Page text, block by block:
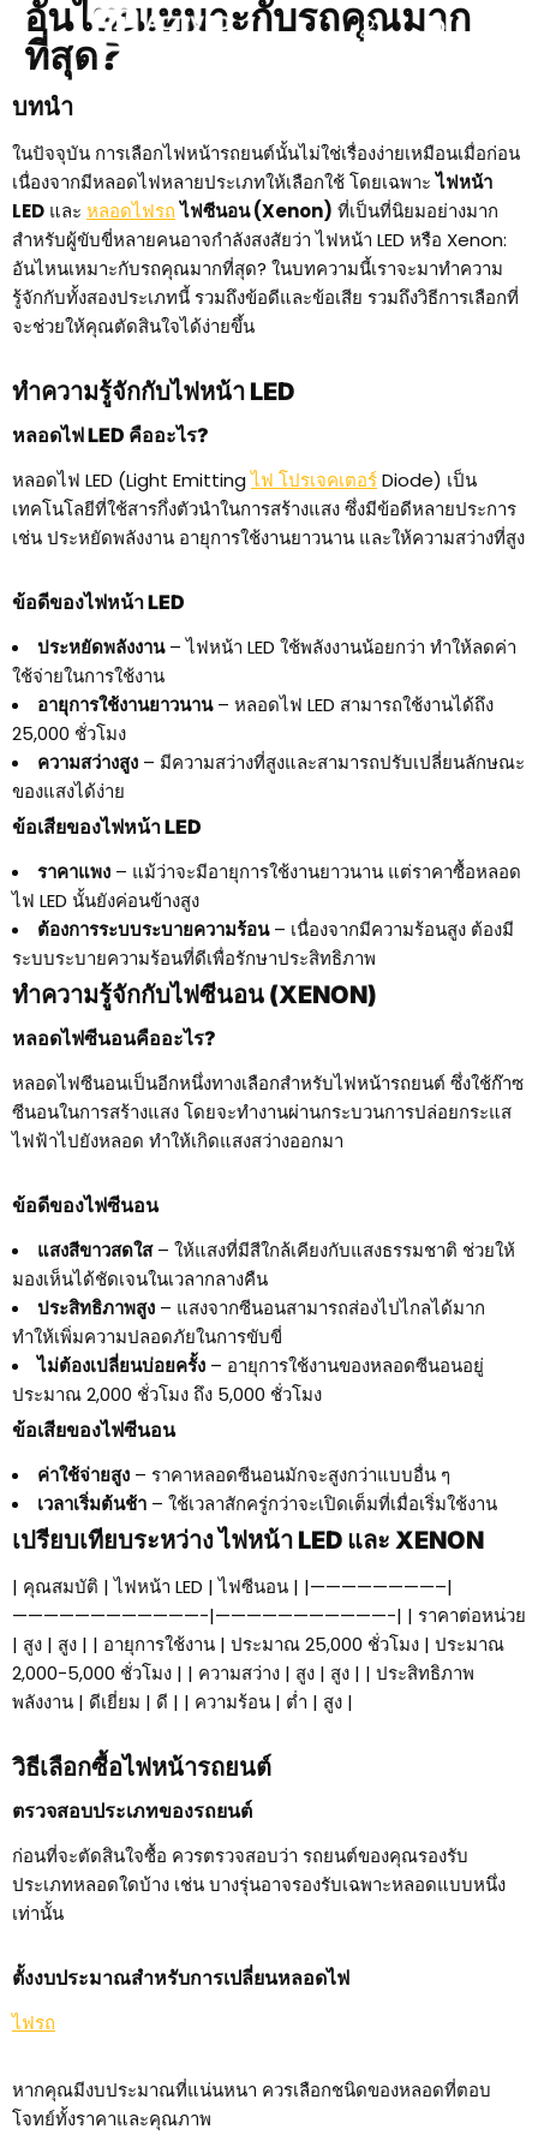
อันไหนเหมาะกับรถคุณมาก
ที่สุด?
บทนำ
ในปัจจุบัน การเลือกไฟหน้ารถยนต์นั้นไม่ใช่เรื่องง่ายเหมือนเมื่อก่อน
เนื่องจากมีหลอดไฟหลายประเภทให้เลือกใช้ โดยเฉพาะไฟหน้า
LED และ หลอดไฟรถ ไฟซีนอน (Xenon) ที่เป็นที่นิยมอย่างมาก
สำหรับผู้ขับขี่หลายคนอาจกำลังสงสัยว่า ไฟหน้า LED หรือ Xenon:
อันไหนเหมาะกับรถคุณมากที่สุด? ในบทความนี้เราจะมาทำความ
รู้จักกับทั้งสองประเภทนี้ รวมถึงข้อดีและข้อเสีย รวมถึงวิธีการเลือกที่
จะช่วยให้คุณตัดสินใจได้ง่ายขึ้น
ทำความรู้จักกับไฟหน้า LED
หลอดไฟ LED คืออะไร?
หลอดไฟ LED (Light Emittingไฟ โปรเจคเตอร์Diode) เป็น
เทคโนโลยีที่ใช้สารกึ่งตัวนำในการสร้างแสง ซึ่งมีข้อดีหลายประการ
เช่น ประหยัดพลังงาน อายุการใช้งานยาวนาน และให้ความสว่างที่สูง
ข้อดีของไฟหน้า LED
ประหยัดพลังงาน– ไฟหน้า LED ใช้พลังงานน้อยกว่า ทำให้ลดค่า
ใช้จ่ายในการใช้งาน
อายุการใช้งานยาวนาน– หลอดไฟ LED สามารถใช้งานได้ถึง
25,000 ชั่วโมง
ความสว่างสูง – มีความสว่างที่สูงและสามารถปรับเปลี่ยนลักษณะ
ของแสงได้ง่าย
ข้อเสียของไฟหน้า LED
ราคาแพง – แม้ว่าจะมีอายุการใช้งานยาวนาน แต่ราคาซื้อหลอด
ไฟ LED นั้นยังค่อนข้างสูง
ต้องการระบบระบายความร้อน– เนื่องจากมีความร้อนสูง ต้องมี
ระบบระบายความร้อนที่ดีเพื่อรักษาประสิทธิภาพ
ทำความรู้จักกับไฟซีนอน (XENON)
หลอดไฟซีนอนคืออะไร?
หลอดไฟซีนอนเป็นอีกหนึ่งทางเลือกสำหรับไฟหน้ารถยนต์ ซึ่งใช้ก๊าซ
ซีนอนในการสร้างแสง โดยจะทำงานผ่านกระบวนการปล่อยกระแส
ไฟฟ้าไปยังหลอด ทำให้เกิดแสงสว่างออกมา
ข้อดีของไฟซีนอน
แสงสีขาวสดใส– ให้แสงที่มีสีใกล้เคียงกับแสงธรรมชาติ ช่วยให้
มองเห็นได้ชัดเจนในเวลากลางคืน
ประสิทธิภาพสูง – แสงจากซีนอนสามารถส่องไปไกลได้มาก
ทำให้เพิ่มความปลอดภัยในการขับขี่
ไม่ต้องเปลี่ยนบ่อยครั้ง – อายุการใช้งานของหลอดซีนอนอยู่
ประมาณ 2,000 ชั่วโมง ถึง 5,000 ชั่วโมง
ข้อเสียของไฟซีนอน
ค่าใช้จ่ายสูง – ราคาหลอดซีนอนมักจะสูงกว่าแบบอื่น ๆ
เวลาเริ่มต้นช้า – ใช้เวลาสักครู่กว่าจะเปิดเต็มที่เมื่อเริ่มใช้งาน
เปรียบเทียบระหว่าง ไฟหน้า LED และ XENON
| คุณสมบัติ | ไฟหน้า LED | ไฟซีนอน | |————————–|
————————————-|———————————-| | ราคาต่อหน่วย
| สูง | สูง | | อายุการใช้งาน | ประมาณ 25,000 ชั่วโมง | ประมาณ
2,000-5,000 ชั่วโมง | | ความสว่าง | สูง | สูง | | ประสิทธิภาพ
พลังงาน | ดีเยี่ยม | ดี | | ความร้อน | ต่ำ | สูง |
วิธีเลือกซื้อไฟหน้ารถยนต์
ตรวจสอบประเภทของรถยนต์
ก่อนที่จะตัดสินใจซื้อ ควรตรวจสอบว่า รถยนต์ของคุณรองรับ
ประเภทหลอดใดบ้าง เช่น บางรุ่นอาจรองรับเฉพาะหลอดแบบหนึ่ง
เท่านั้น
ตั้งงบประมาณสำหรับการเปลี่ยนหลอดไฟ
ไฟรถ
หากคุณมีงบประมาณที่แน่นหนา ควรเลือกชนิดของหลอดที่ตอบ
โจทย์ทั้งราคาและคุณภาพ